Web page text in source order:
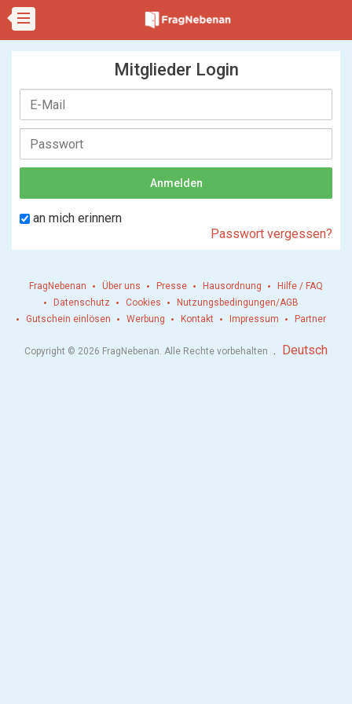
Mitglieder Login
an mich erinnern
Passwort vergessen?
FragNebenan Über uns Presse Hausordnung
Hilfe / FAQ
Datenschutz
Cookies
Nutzungsbedingungen/AGB
Gutschein einlösen
Werbung Kontakt Impressum Partner
Copyright © 2026 FragNebenan. Alle Rechte vorbehalten . Deutsch